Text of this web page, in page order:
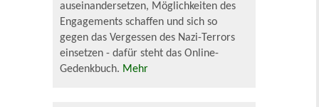
auseinandersetzen, Möglichkeiten des
Engagements schaffen und sich so
gegen das Vergessen des Nazi-Terrors
einsetzen - dafür steht das Online-
Gedenkbuch. Mehr